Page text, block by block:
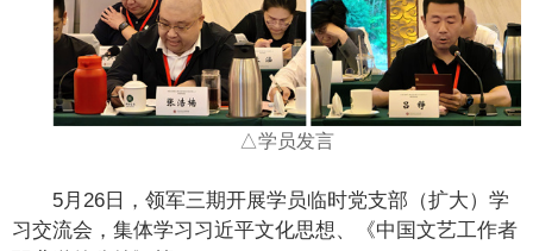
△学员发言
5月26日，领军三期开展学员临时党支部（扩大）学
习交流会，集体学习习近平文化思想、《中国文艺工作者